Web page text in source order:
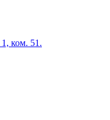
ком. 51.